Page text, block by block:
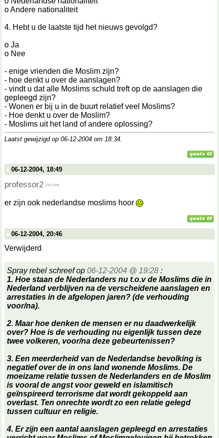
o Andere nationaliteit
4. Hebt u de laatste tijd het nieuws gevolgd?
o Ja
o Nee
- enige vrienden die Moslim zijn?
- hoe denkt u over de aanslagen?
- vindt u dat alle Moslims schuld treft op de aanslagen die
gepleegd zijn?
- Wonen er bij u in de buurt relatief veel Moslims?
- Hoe denkt u over de Moslim?
- Moslims uit het land of andere oplossing?
Laatst gewijzigd op 06-12-2004 om 18:34.
06-12-2004, 18:49
professor2
er zijn ook nederlandse moslims hoor
06-12-2004, 20:46
Verwijderd
Spray rebel schreef op 06-12-2004 @ 19:28 :
1. Hoe staan de Nederlanders nu t.o.v de Moslims die in
Nederland verblijven na de verscheidene aanslagen en
arrestaties in de afgelopen jaren? (de verhouding
voor/na).
2. Maar hoe denken de mensen er nu daadwerkelijk
over? Hoe is de verhouding nu eigenlijk tussen deze
twee volkeren, voor/na deze gebeurtenissen?
3. Een meerderheid van de Nederlandse bevolking is
negatief over de in ons land wonende Moslims. De
moeizame relatie tussen de Nederlanders en de Moslim
is vooral de angst voor geweld en islamitisch
geïnspireerd terrorisme dat wordt gekoppeld aan
overlast. Ten onrechte wordt zo een relatie gelegd
tussen cultuur en religie.
4. Er zijn een aantal aanslagen gepleegd en arrestaties